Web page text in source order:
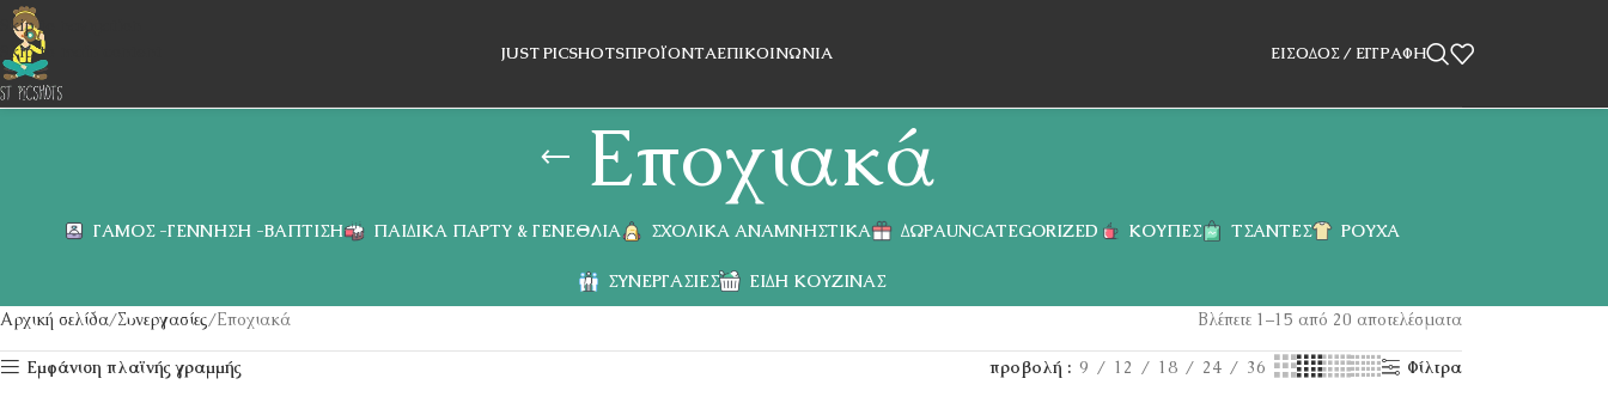
Skip to navigation
Skip to main content
JUST PICSHOTSΠΡΟΪΌΝΤΑΕΠΙΚΟΙΝΩΝΊΑ ΕΊΣΟΔΟΣ / ΕΓΓΡΑΦΉ
Εποχιακά
ΓΆΜΟΣ -ΓΈΝΝΗΣΗ -ΒΆΠΤΙΣΗ ΠΑΙΔΙΚΆ ΠΆΡΤΥ & ΓΕΝΈΘΛΙΑ ΣΧΟΛΙΚΆ ΑΝΑΜΝΗΣΤΙΚΆ ΔΏΡΑUNCATEGORIZED ΚΟΎΠΕΣ ΤΣΆΝΤΕΣ ΡΟΎΧΑ
ΣΥΝΕΡΓΑΣΊΕΣ
ΕΊΔΗ ΚΟΥΖΊΝΑΣ
Αρχική σελίδα Συνεργασίες Εποχιακά Βλέπετε 1–15 από 20 αποτελέσματα
Εμφάνιση πλαϊνής γραμμής προβολή 9 12 18 24 36 Φίλτρα